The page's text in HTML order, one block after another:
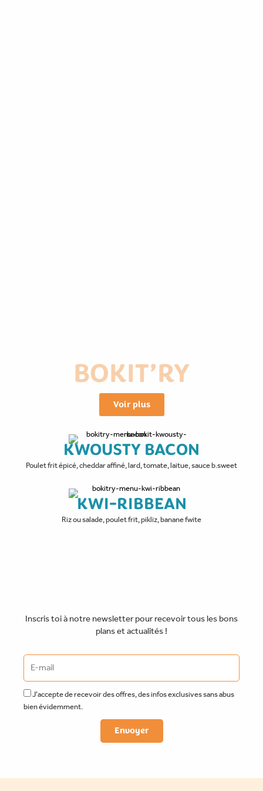
BOKIT’RY
Voir plus
KWOUSTY BACON
Poulet frit épicé, cheddar affiné, lard, tomate, laitue, sauce b.sweet
KWI-RIBBEAN
Riz ou salade, poulet frit, pikliz, banane fwite
Inscris toi à notre newsletter pour recevoir tous les bons
plans et actualités !
J’accepte de recevoir des offres, des infos exclusives sans abus
bien évidemment.
Envoyer